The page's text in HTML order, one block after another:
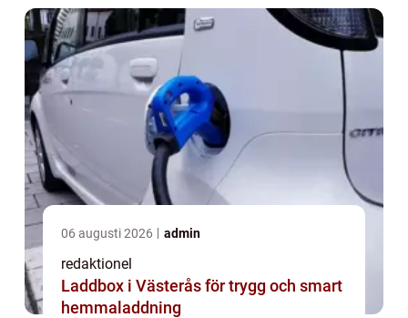
grundlig öve...
06 augusti 2026 admin
redaktionel
Laddbox i Västerås för trygg och smart
hemmaladdning